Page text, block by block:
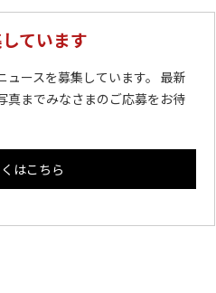
ています
ースを募集しています。 最新
真までみなさまのご応募をお待
はこちら